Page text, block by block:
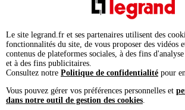
Sortie de câble livrée complète finition
Avantages
Créez des plannings de chauffage en
de vie sur l'App. Home + Control
Economies d'énergie : recevez une
d'atteinte d'un seuil paramétrable
Le site legrand.fr et ses partenaires utilisent des
fonctionnalités du site, de vous proposer des vidéos
contenus de plateformes sociales, à des fins
et à des fins publicitaires.
Consultez notre Politique de confidentialité pour
Vous pouvez gérer vos préférences personnelles et
dans notre outil de gestion des cookies.